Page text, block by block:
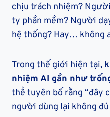
chịu trách nhiệm?
ty phần mềm? Người
hệ thống? Hay… không
Trong thế giới hiện tại,
nhiệm AI gần như
thể tuyên bố rằng “đây
người dùng lại không